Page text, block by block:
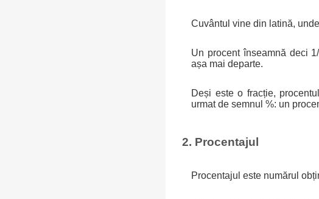
Cuvântul vine din latină,
Un procent înseamnă deci
așa mai departe.
Deși este o fracție,
urmat de semnul %: un
2. Procentajul
Procentajul este numărul